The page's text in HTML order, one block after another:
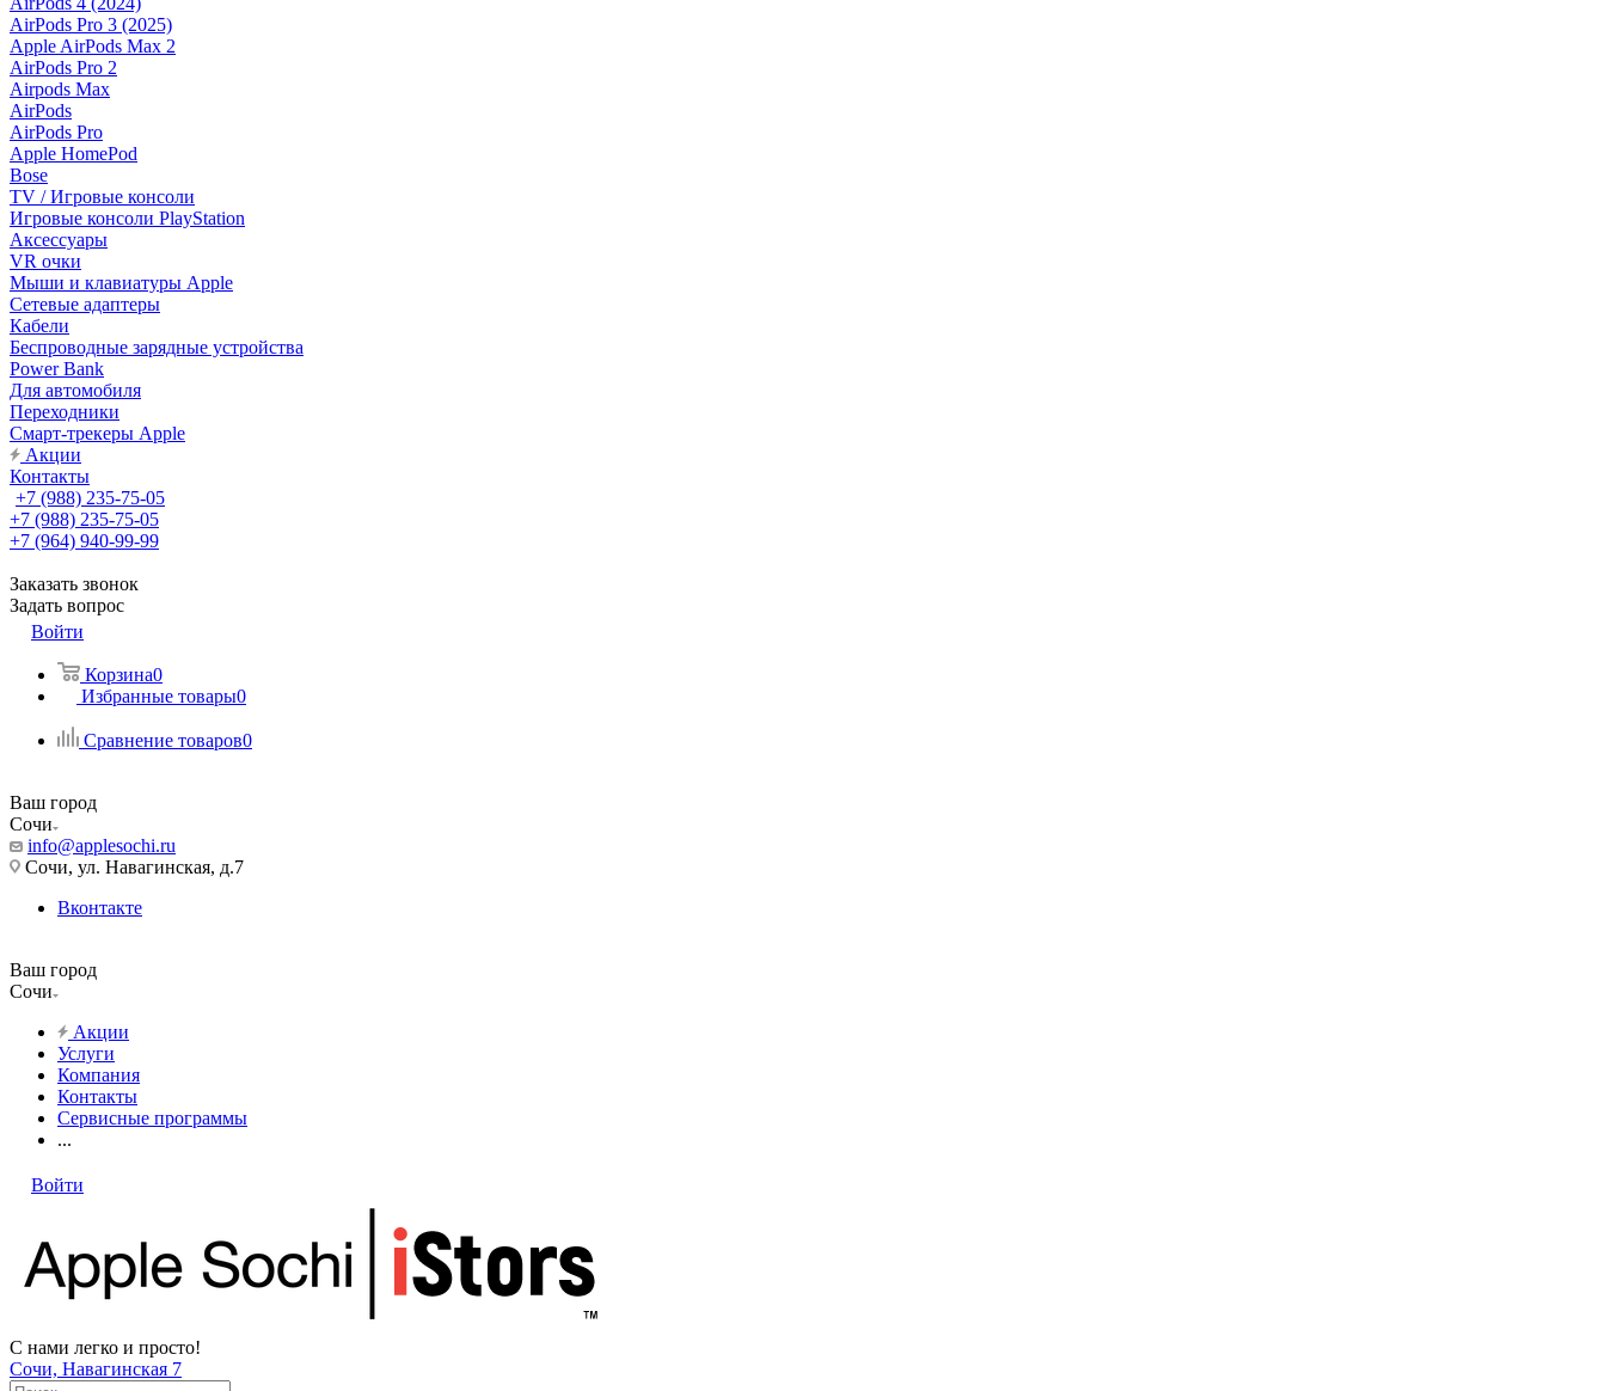
AirPods Pro 3 (2025)
Apple AirPods Max 2
AirPods Pro 2
Airpods Max
AirPods
AirPods Pro
Apple HomePod
Bose
TV / Игровые консоли
Игровые консоли PlayStation
Аксессуары
VR очки
Мыши и клавиатуры Apple
Сетевые адаптеры
Кабели
Беспроводные зарядные устройства
Power Bank
Для автомобиля
Переходники
Смарт-трекеры Apple
Акции
Контакты
+7 (988) 235-75-05
+7 (988) 235-75-05
+7 (964) 940-99-99
Заказать звонок
Задать вопрос
Войти
Корзина0
Избранные товары0
Сравнение товаров0
Ваш город
Сочи
info@applesochi.ru
Сочи, ул. Навагинская, д.7
Вконтакте
Ваш город
Сочи
Акции
Услуги
Компания
Контакты
Сервисные программы
...
Войти
С нами легко и просто!
Сочи, Навагинская 7